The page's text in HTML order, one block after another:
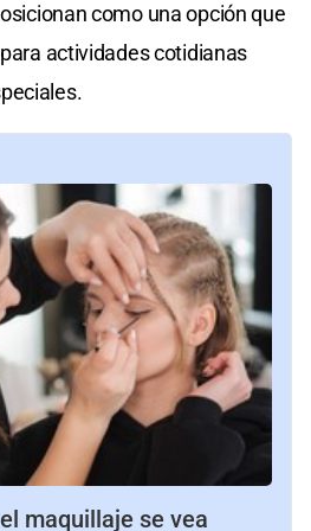
como una opción que
actividades cotidianas
maquillaje se vea